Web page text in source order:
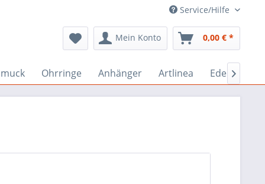
Service/Hilfe
Mein Konto 0,00 € *
Ohrringe Anhänger Artlinea Edelstein-
